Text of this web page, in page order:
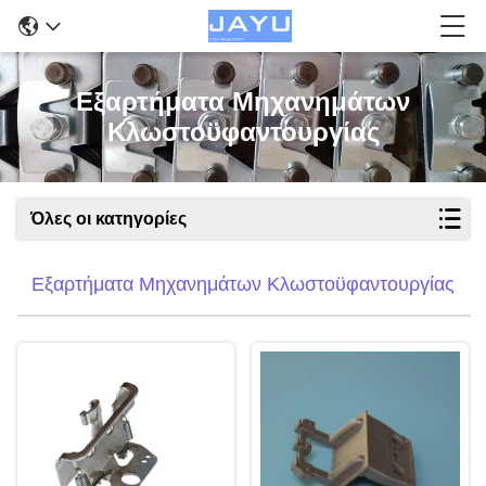
Εξαρτήματα Μηχανημάτων
Κλωστοϋφαντουργίας
Όλες οι κατηγορίες
Εξαρτήματα Μηχανημάτων Κλωστοϋφαντουργίας